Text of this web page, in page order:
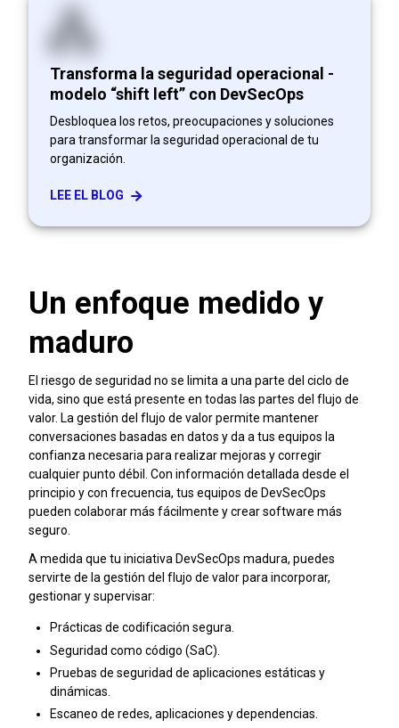
Transforma la seguridad operacional -
modelo “shift left” con DevSecOps
Desbloquea los retos, preocupaciones y soluciones
para transformar la seguridad operacional de tu
organización.
LEE EL BLOG
Un enfoque medido y
maduro
El riesgo de seguridad no se limita a una parte del ciclo de
vida, sino que está presente en todas las partes del flujo de
valor. La gestión del flujo de valor permite mantener
conversaciones basadas en datos y da a tus equipos la
confianza necesaria para realizar mejoras y corregir
cualquier punto débil. Con información detallada desde el
principio y con frecuencia, tus equipos de DevSecOps
pueden colaborar más fácilmente y crear software más
seguro.
A medida que tu iniciativa DevSecOps madura, puedes
servirte de la gestión del flujo de valor para incorporar,
gestionar y supervisar:
Prácticas de codificación segura.
Seguridad como código (SaC).
Pruebas de seguridad de aplicaciones estáticas y
dinámicas.
Escaneo de redes, aplicaciones y dependencias.